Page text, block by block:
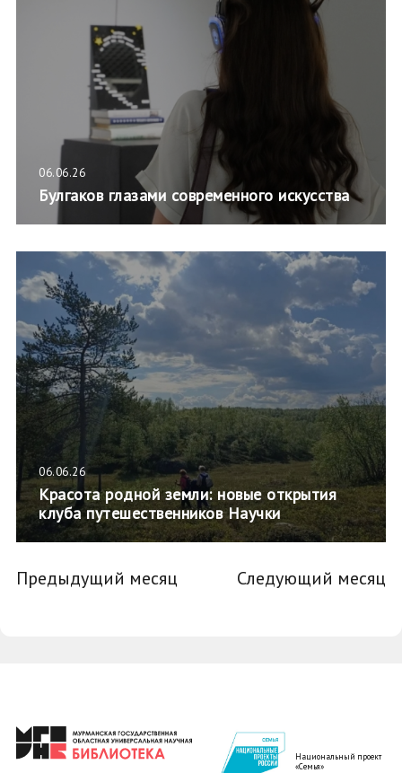
06.06.26
Булгаков глазами современного искусства
06.06.26
Красота родной земли: новые открытия
клуба путешественников Научки
Предыдущий месяц Следующий месяц
Национальный проект
«Семья»